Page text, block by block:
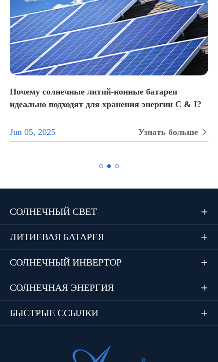
Почему солнечные литий-ионные батареи
идеально подходят для хранения энергии C & I?
Jun 05, 2025 Узнать больше 
СОЛНЕЧНЫЙ СВЕТ 
ЛИТИЕВАЯ БАТАРЕЯ 
СОЛНЕЧНЫЙ ИНВЕРТОР 
СОЛНЕЧНАЯ ЭНЕРГИЯ 
БЫСТРЫЕ ССЫЛКИ 